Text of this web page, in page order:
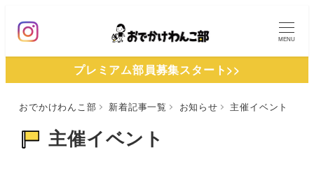
ン
MENU
プレミアム部員募集スタート>>
おでかけわんこ部 新着記事一覧 お知らせ 主催イベント
主催イベント